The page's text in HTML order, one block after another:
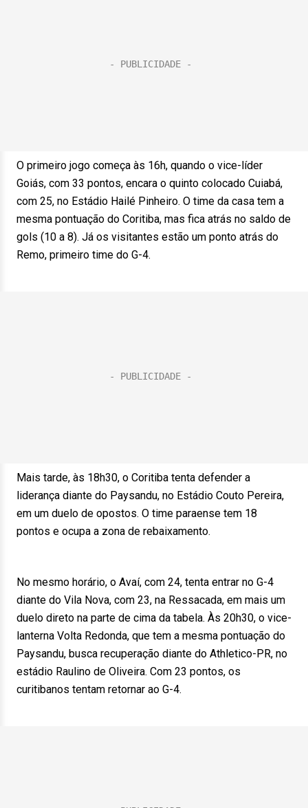
O primeiro jogo começa às 16h, quando o vice-líder
Goiás, com 33 pontos, encara o quinto colocado Cuiabá,
com 25, no Estádio Hailé Pinheiro. O time da casa tem a
mesma pontuação do Coritiba, mas fica atrás no saldo de
gols (10 a 8). Já os visitantes estão um ponto atrás do
Remo, primeiro time do G-4.
Mais tarde, às 18h30, o Coritiba tenta defender a
liderança diante do Paysandu, no Estádio Couto Pereira,
em um duelo de opostos. O time paraense tem 18
pontos e ocupa a zona de rebaixamento.
No mesmo horário, o Avaí, com 24, tenta entrar no G-4
diante do Vila Nova, com 23, na Ressacada, em mais um
duelo direto na parte de cima da tabela. Às 20h30, o vice-
lanterna Volta Redonda, que tem a mesma pontuação do
Paysandu, busca recuperação diante do Athletico-PR, no
estádio Raulino de Oliveira. Com 23 pontos, os
curitibanos tentam retornar ao G-4.